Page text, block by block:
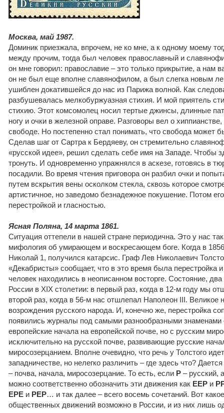
Москва, май 1987.
Доминик приезжала, впрочем, не ко мне, а к одному моему
между прочим, тогда был человек православный и
он мне говорил: православие – это только прикрытие, а нам
он не был еще вполне славянофилом, а был слегка новым
ушиблен докатившейся до нас из Парижа волной. Как
разбушевалась мелкобуржуазная стихия. И мой приятель
стихию. Этот комсомолец носил тертые джинсы, длинные
ногу и очки в железной оправе. Разговоры вел о хиппианстве,
свободе. Но постепенно стал понимать, что свобода может
Сделав шаг от Сартра к Бердяеву, он стремительно
«русской идее», решил сделать себе имя на Западе. Чтобы
тронуть. И одновременно упражнялся в аскезе, готовясь в
посадили. Во время чтения приговора он разбил очки и
путем вскрытия вены осколком стекла, сквозь которое
артистичное, но заведомо безнадежное покушение. Потом
перестройкой и гласностью.
Ясная Поляна, 14 марта 1861.
Ситуация оттепели в нашей стране периодична. Это у нас
мифология об умирающем и воскресающем боге. Когда в
Николай 1, получился катарсис. Граф Лев Николаевич
«Декабристы» сообщает, что в это время была перестройка
человек находились в неописанном восторге. Состояние,
России в ХIХ столетии: в первый раз, когда в 12-м году мы
второй раз, когда в 56-м нас отшлепал Наполеон III. Великое
возрождения русского народа. И, конечно же, перестройка
появились журналы под самыми разнообразными
европейские начала на европейской почве, но с русским
исключительно на русской почве, развивающие русские
миросозерцанием. Вполне очевидно, что речь у Толстого
западничестве, но нелегко различить – где здесь что?
– почва, начала, миросозерцание. То есть, если Р – русский,
можно соответственно обозначить эти движения как ЕЕР и
ЕРЕ и РЕР… и так далее – всего восемь сочетаний. Вот
общественных движений возможно в России, и из них лишь